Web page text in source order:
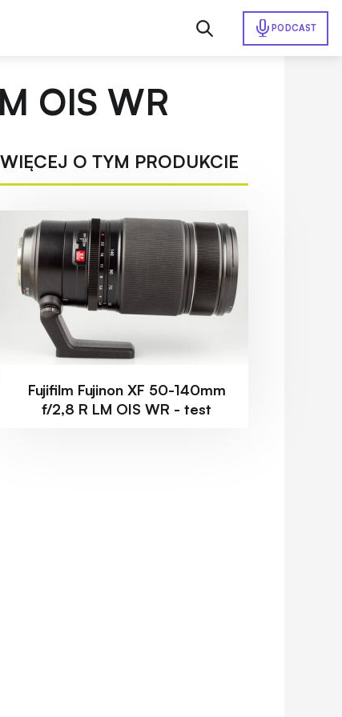
PODCAST
OIS WR
WIĘCEJ O TYM PRODUKCIE
Fujifilm Fujinon XF 50-140mm
f/2,8 R LM OIS WR - test